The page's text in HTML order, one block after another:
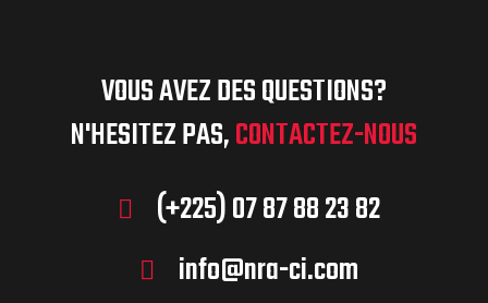
VOUS AVEZ DES QUESTIONS?
N'HESITEZ PAS,CONTACTEZ-NOUS
(+225) 07 87 88 23 82
info@nra-ci.com